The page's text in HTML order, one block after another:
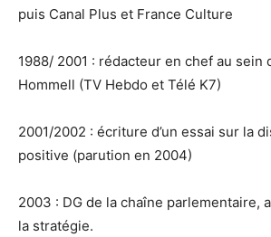
puis Canal Plus et France Culture
1988/ 2001 : rédacteur en chef au sein
Hommell (TV Hebdo et Télé K7)
2001/2002 : écriture d’un essai sur la
positive (parution en 2004)
2003 : DG de la chaîne parlementaire,
la stratégie.